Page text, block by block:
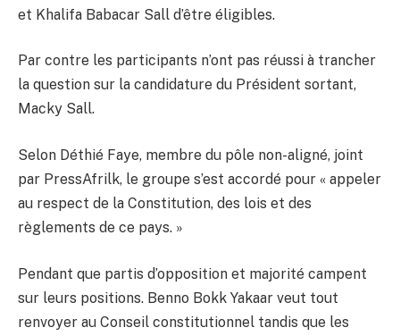
et Khalifa Babacar Sall d’être éligibles.
Par contre les participants n’ont pas réussi à trancher
la question sur la candidature du Président sortant,
Macky Sall.
Selon Déthié Faye, membre du pôle non-aligné, joint
par PressAfrilk, le groupe s’est accordé pour « appeler
au respect de la Constitution, des lois et des
règlements de ce pays. »
Pendant que partis d’opposition et majorité campent
sur leurs positions. Benno Bokk Yakaar veut tout
renvoyer au Conseil constitutionnel tandis que les